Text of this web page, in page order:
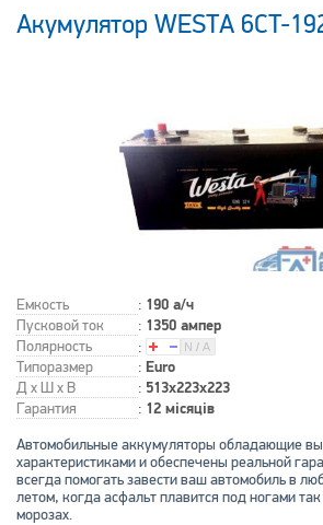
Акумулятор WESTA 6CT-
Емкость : 190 а/ч
Пусковой ток : 1350 ампер
Полярность
:
Типоразмер
: Euro
Д x Ш x В : 513x223x223
Гарантия : 12 місяців
Автомобильные аккумуляторы обладающие
характеристиками и обеспечены реальной
всегда помогать завести ваш автомобиль в
летом, когда асфальт плавится под ногами
морозах.